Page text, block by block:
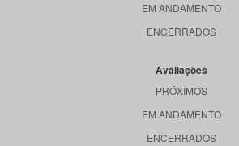
EM ANDAMENTO
ENCERRADOS
Avaliações
PRÓXIMOS
EM ANDAMENTO
ENCERRADOS